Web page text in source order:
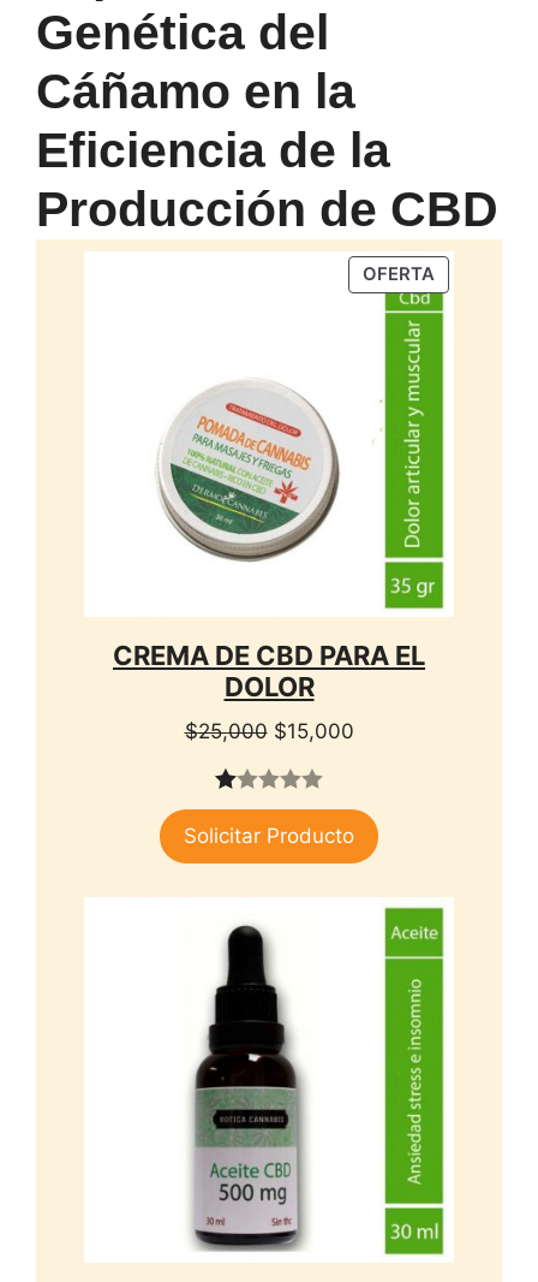
Genética del
Cáñamo en la
Eficiencia de la
Producción de CBD
OFERTAPRODUCTO
EN
CREMA DE CBD PARA EL
DOLOR
$25,000 El
original
$25,000.
$15,000El
es:
$15,000.
1.
00
Solicitar Producto